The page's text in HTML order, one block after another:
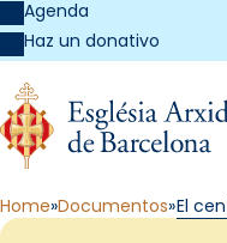
Agenda
Haz un donativo
Home Documentos El